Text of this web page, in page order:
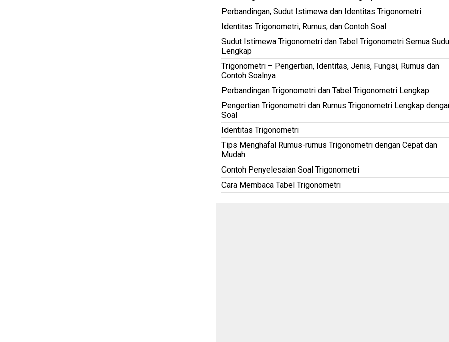
Perbandingan, Sudut Istimewa dan Identitas Trigonometri
Identitas Trigonometri, Rumus, dan Contoh Soal
Sudut Istimewa Trigonometri dan Tabel Trigonometri Semua
Lengkap
Trigonometri – Pengertian, Identitas, Jenis, Fungsi, Rumus dan
Contoh Soalnya
Perbandingan Trigonometri dan Tabel Trigonometri Lengkap
Pengertian Trigonometri dan Rumus Trigonometri Lengkap
Soal
Identitas Trigonometri
Tips Menghafal Rumus-rumus Trigonometri dengan Cepat dan
Mudah
Contoh Penyelesaian Soal Trigonometri
Cara Membaca Tabel Trigonometri